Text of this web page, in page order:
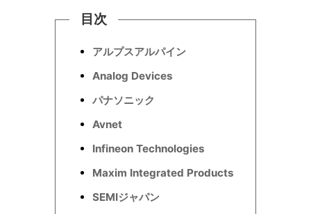
目次
アルプスアルパイン
Analog Devices
パナソニック
Avnet
Infineon Technologies
Maxim Integrated Products
SEMIジャパン